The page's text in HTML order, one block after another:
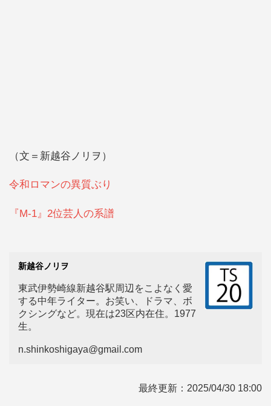
（文＝新越谷ノリヲ）
令和ロマンの異質ぶり
『M-1』2位芸人の系譜
新越谷ノリヲ
東武伊勢崎線新越谷駅周辺をこよなく愛
する中年ライター。お笑い、ドラマ、ボ
クシングなど。現在は23区内在住。1977
生。
n.shinkoshigaya@gmail.com
最終更新： 2025/04/30 18:00